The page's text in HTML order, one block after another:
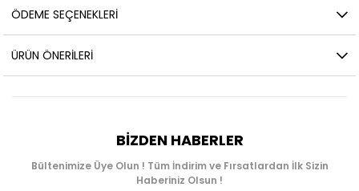
ÖDEME SEÇENEKLERI
ÜRÜN ÖNERILERI
BIZDEN HABERLER
Bültenimize Üye Olun ! Tüm İndirim ve Fırsatlardan İlk Sizin
Haberiniz Olsun !